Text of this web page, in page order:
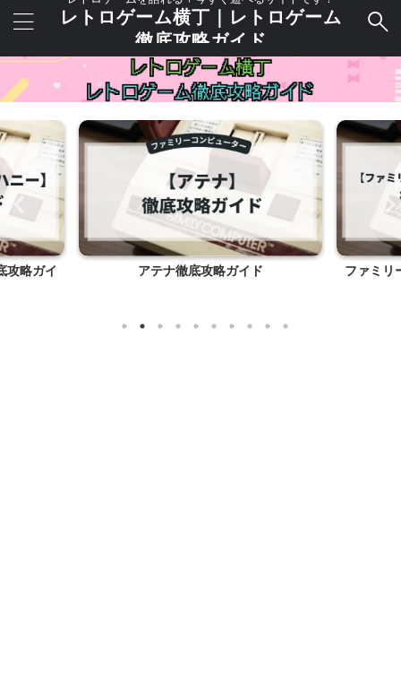
レトロゲーム横丁｜レトロゲーム
徹底攻略ガイド
ファミリートレーナー ジョギングレース
ダイナ